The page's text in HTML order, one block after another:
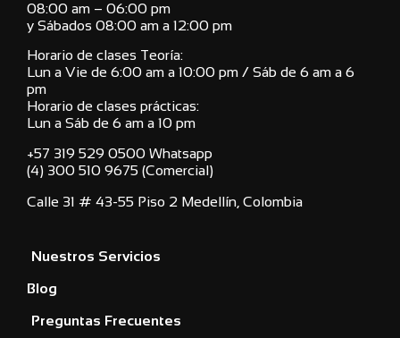
08:00 am – 06:00 pm
y Sábados 08:00 am a 12:00 pm
Horario de clases Teoría:
Lun a Vie de 6:00 am a 10:00 pm / Sáb de 6 am a 6
pm
Horario de clases prácticas:
Lun a Sáb de 6 am a 10 pm
+57 319 529 0500 Whatsapp
(4) 300 510 9675 (Comercial)
Calle 31 # 43-55 Piso 2 Medellín, Colombia
Nuestros Servicios
Blog
Preguntas Frecuentes